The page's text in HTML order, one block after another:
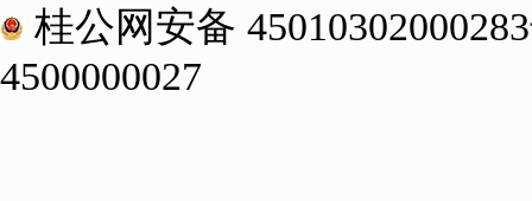
桂公网安备
4500000027